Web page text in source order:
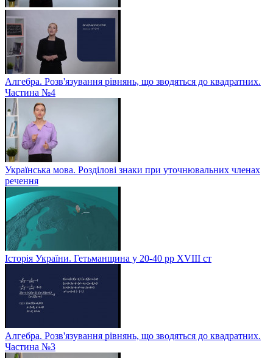
Алгебра. Розв'язування рівнянь, що зводяться до квадратних.
Частина №4
Українська мова. Розділові знаки при уточнювальних членах
речення
Історія України. Гетьманщина у 20-40 рр ХVIIІ ст
Алгебра. Розв'язування рівнянь, що зводяться до квадратних.
Частина №3